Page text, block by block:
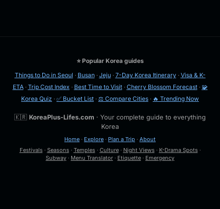
⭐ Popular Korea guides
Things to Do in Seoul · Busan· Jeju· 7-Day Korea Itinerary· Visa & K-
ETA· Trip Cost Index · Best Time to Visit· Cherry Blossom Forecast· 🧩
Korea Quiz · ✅ Bucket List · ⚖️ Compare Cities · 🔥 Trending Now
🇰🇷 KoreaPlus-Lifes.com · Your complete guide to everything
Korea
Home · Explore · Plan a Trip · About
Festivals· Seasons· Temples· Culture· Night Views· K-Drama Spots·
Subway · Menu Translator · Etiquette · Emergency